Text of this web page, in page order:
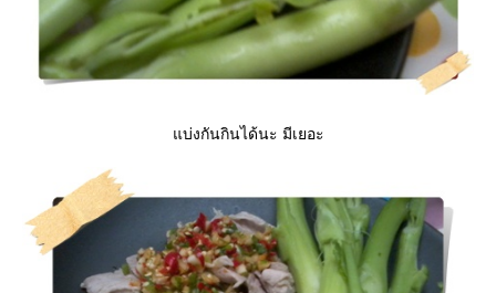
บ่งกันกินได้นะ มีเยอะ